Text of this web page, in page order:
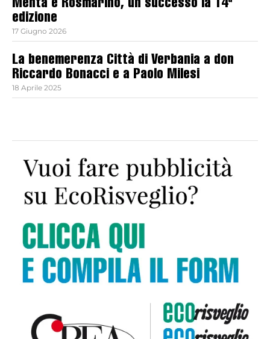
Menta e Rosmarino, un successo la 14ª
edizione
17 Giugno 2026
La benemerenza Città di Verbania a don
Riccardo Bonacci e a Paolo Milesi
18 Aprile 2025